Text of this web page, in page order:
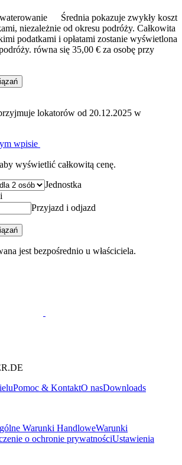
Średnia pokazuje zwykły koszt
niezależnie od okresu podróży. Całkowita
podatkami i opłatami zostanie wyświetlona
równa się 35,00 € za osobę przy
lokatorów od 20.12.2025 w
wpisie
wyświetlić całkowitą cenę.
Jednostka
Przyjazd i odjazd
jest bezpośrednio u właściciela.
Pomoc & KontaktO nasDownloads
Warunki HandloweWarunki
o ochronie prywatnościUstawienia